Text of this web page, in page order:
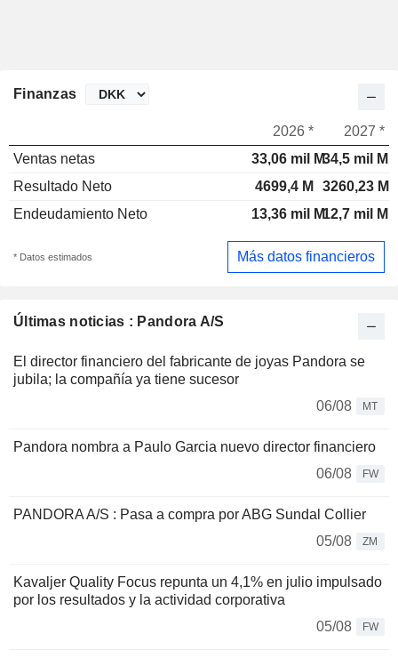
Últimas noticias : Pandora A/S
El director financiero del fabricante de joyas Pandora se
jubila; la compañía ya tiene sucesor
06/08
MT
Pandora nombra a Paulo Garcia nuevo director financiero
06/08
FW
PANDORA A/S : Pasa a compra por ABG Sundal Collier
05/08
ZM
Kavaljer Quality Focus repunta un 4,1% en julio impulsado
por los resultados y la actividad corporativa
05/08
FW
Finanzas
2026 *
2027 *
Ventas netas
33,06 mil M34,5 mil M
Resultado Neto
4699,4 M
3260,23 M
Endeudamiento Neto
13,36 mil M12,7 mil M
* Datos estimados Más datos financieros